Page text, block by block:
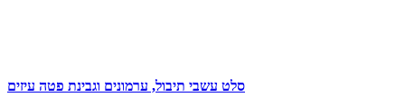
סלט עשבי תיבול, ערמונים וגבינת פטה עיזים